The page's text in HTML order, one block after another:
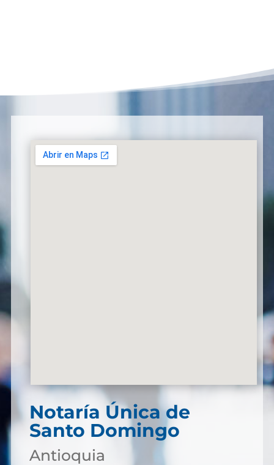
Notaría Única de
Santo Domingo
Antioquia